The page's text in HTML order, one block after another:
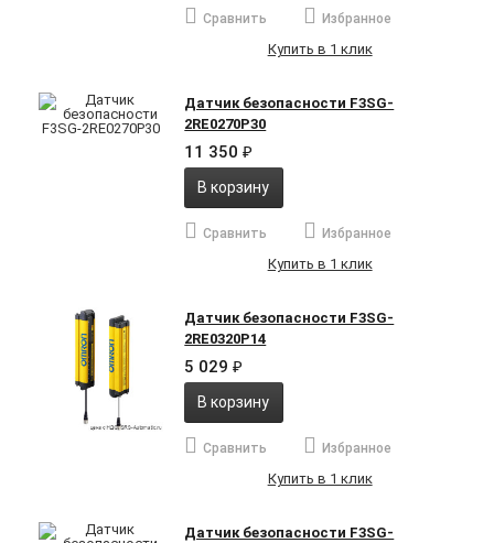
Сравнить Избранное
Купить в 1 клик
Датчик безопасности F3SG-
2RE0270P30
11 350₽
В корзину
Сравнить Избранное
Купить в 1 клик
Датчик безопасности F3SG-
2RE0320P14
5 029₽
В корзину
Сравнить Избранное
Купить в 1 клик
Датчик безопасности F3SG-